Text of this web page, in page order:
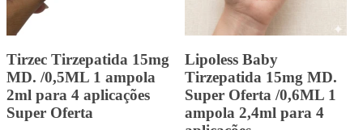
Landerlan Gold Testenat
Depot Enantato de
Testosterona 250mg com
10ml
Landerlan Gold
Durateston com 10ml
U$ 20,00